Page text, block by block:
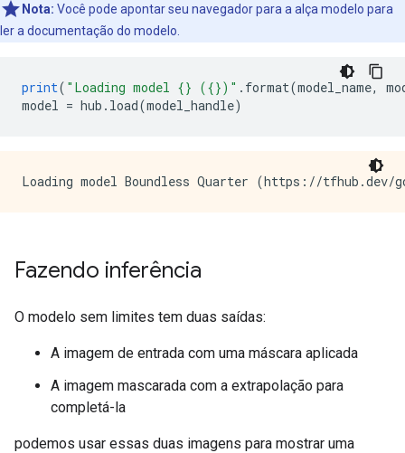
Nota: Você pode apontar seu navegador para a alça modelo para
ler a documentação do modelo.
print( "Loading model {} ({})" . format(model_name,
model = hub . load(model_handle)
Fazendo inferência
O modelo sem limites tem duas saídas:
A imagem de entrada com uma máscara aplicada
A imagem mascarada com a extrapolação para
completá-la
podemos usar essas duas imagens para mostrar uma